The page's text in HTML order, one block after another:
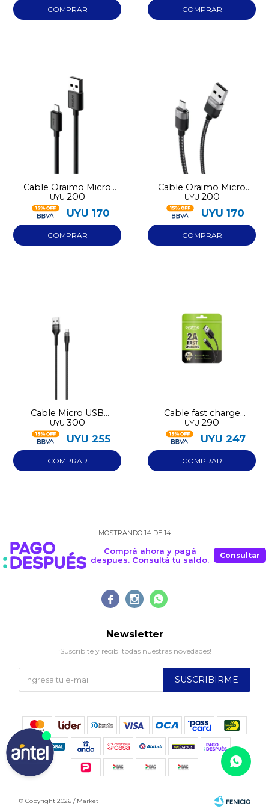
Cable Oraimo Micro
USB OCD-M12
UYU 200
UYU 170
Cable Oraimo Micro
USB
UYU 200
UYU 170
Cable Micro USB
Oraimo Braid 2
UYU 300
UYU 255
Cable fast charge
Oraimo micro usb
UYU 290
UYU 247
MOSTRANDO 14DE 14
Comprá ahora y pagá
despues. Consultá tu saldo.
Consultar
  
Newsletter
¡Suscribite y recibí todas nuestras novedades!
SUSCRIBIRME
© Copyright 2026 / Market